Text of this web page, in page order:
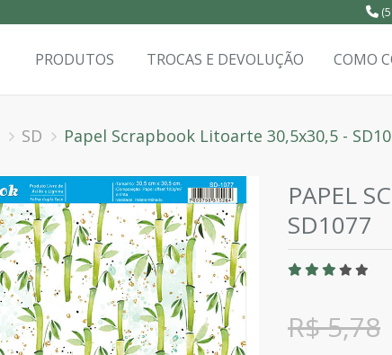
PRODUTOS TROCAS E DEVOLUÇÃO COMO
SD Papel Scrapbook Litoarte 30,5x30,5 -
PAPEL
SD1077
R$ 5,78